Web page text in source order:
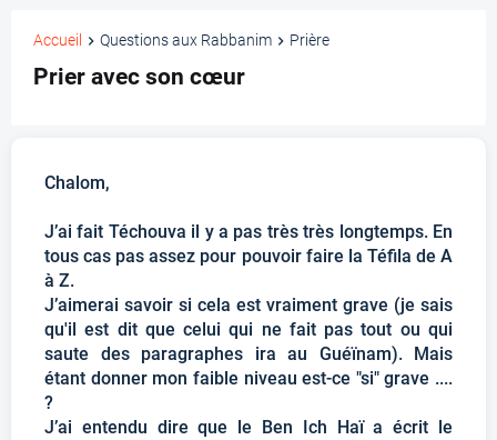
Accueil Questions aux Rabbanim Prière
Prier avec son cœur
Chalom,
J’ai fait Téchouva il y a pas très très longtemps. En
tous cas pas assez pour pouvoir faire la Téfila de A
à Z.
J’aimerai savoir si cela est vraiment grave (je sais
qu'il est dit que celui qui ne fait pas tout ou qui
saute des paragraphes ira au Guéïnam). Mais
étant donner mon faible niveau est-ce "si" grave ....
?
J’ai entendu dire que le Ben Ich Haï a écrit le